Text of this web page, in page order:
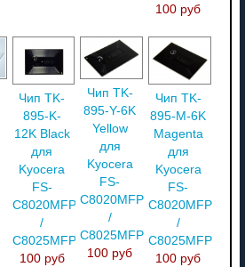
100 руб
Чип TK-
895-K-
12K Black
для
Kyocera
FS-
C8020MFP
/
C8025MFP
100 руб
Чип TK-
895-Y-6K
Yellow
для
Kyocera
FS-
C8020MFP
/
C8025MFP
100 руб
Чип TK-
895-M-6K
Magenta
для
Kyocera
FS-
C8020MFP
/
C8025MFP
100 руб